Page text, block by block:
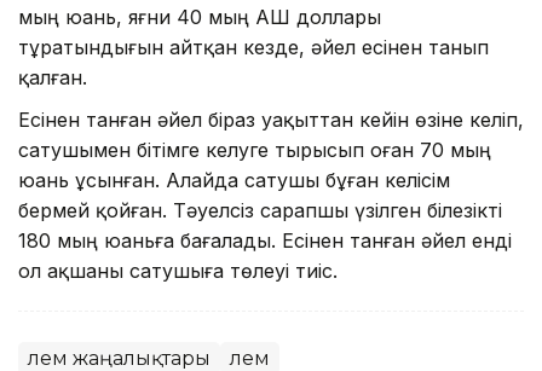
мың юань, яғни 40 мың АҚШ доллары
тұратындығын айтқан кезде, әйел есінен танып
қалған.
Есінен танған әйел біраз уақыттан кейін өзіне келіп,
сатушымен бітімге келуге тырысып оған 70 мың
юань ұсынған. Алайда сатушы бұған келісім
бермей қойған. Тәуелсіз сарапшы үзілген білезікті
180 мың юаньға бағалады. Есінен танған әйел енді
ол ақшаны сатушыға төлеуі тиіс.
Әлем жаңалықтары Әлем